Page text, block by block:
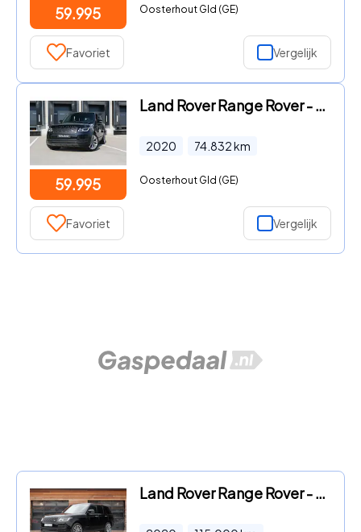
59.995 Oosterhout Gld (GE)
Favoriet Vergelijk
59.995
Land Rover Range Rover - 2.0 P400e Limited Edition | € 825 per maand
2020 74.832km
Oosterhout Gld (GE)
Favoriet Vergelijk
Land Rover Range Rover - 4.4 SDV8 Autobiography 1e.Eig.|ACC|HUD|Trekh|Massage|